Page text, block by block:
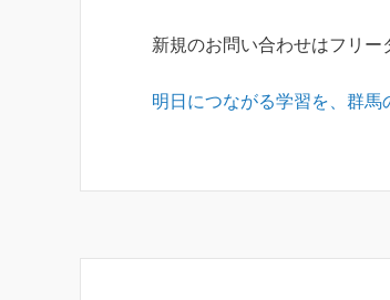
新規のお問い合わせはフリー
明日につながる学習を、群馬